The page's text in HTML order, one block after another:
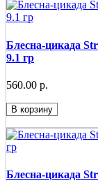
Блесна-цикада
9.1 гр
560.00 р.
В корзину
Блесна-цикада